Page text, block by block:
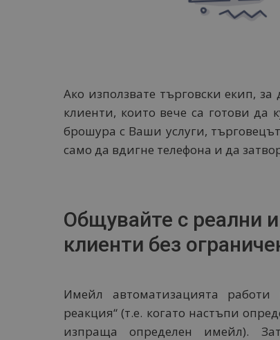
Ако използвате търговски екип,
клиенти, които вече са готови да
брошура с Ваши услуги,
само да вдигне телефона и да
Общувайте с реални
клиенти без
Имейл автоматизацията
реакция“ (т.е. когато настъпи
изпраща определен имейл).